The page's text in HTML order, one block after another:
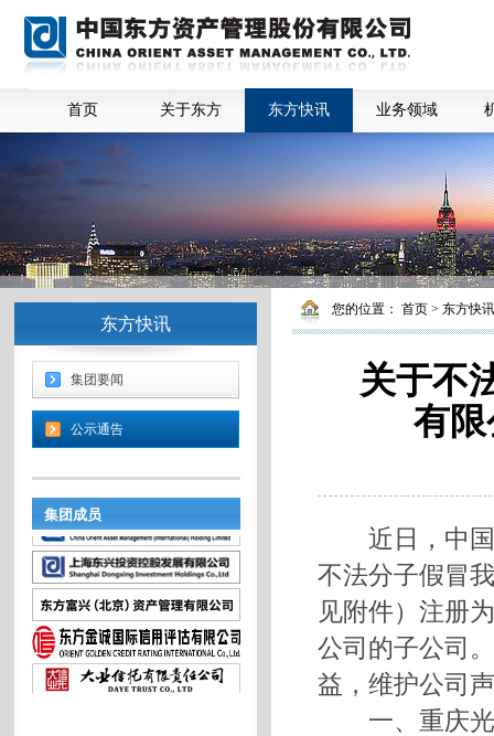
首页 关于东方 东方快讯 业务领域
东方快讯
集团要闻
公示通告
集团成员
您的位置： 首页 > 东方快讯
关于不
有
近日，中国
不法分子假冒
见附件）注册
公司的子公司
益，维护公司
一、重庆光